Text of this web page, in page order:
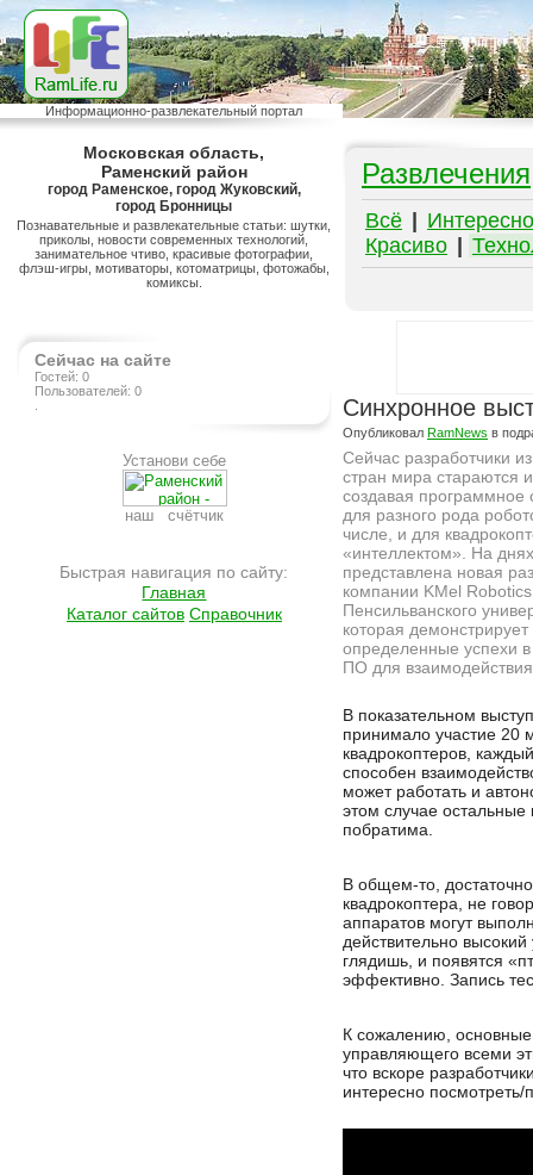
Информационно-развлекательный портал
Московская область,
Раменский район
город Раменское, город Жуковский,
город Бронницы
Познавательные и развлекательные статьи: шутки,
приколы, новости современных технологий,
занимательное чтиво, красивые фотографии,
флэш-игры, мотиваторы, котоматрицы, фотожабы,
комиксы.
Сейчас на сайте
Гостей: 0
Пользователей: 0
Установи себе
наш счётчик
Быстрая навигация по сайту:
Главная
Каталог сайтов Справочник
Развлечения
Всё
Интересно
Красиво
Синхронное
Опубликовал RamNews в
Сейчас разработчики
стран мира стараются
создавая программное
для разного рода
числе, и для
«интеллектом». На
представлена новая
компании KMel
Пенсильванского
которая демонстрирует
определенные успехи в
ПО для
В показательном
принимало участие 20
квадрокоптеров,
способен
может работать и
этом случае остальные
побратима.
В общем-то,
квадрокоптера, не
аппаратов могут
действительно
глядишь, и появятся
эффективно. Запись
К сожалению,
управляющего всеми
что вскоре
интересно посмотреть/